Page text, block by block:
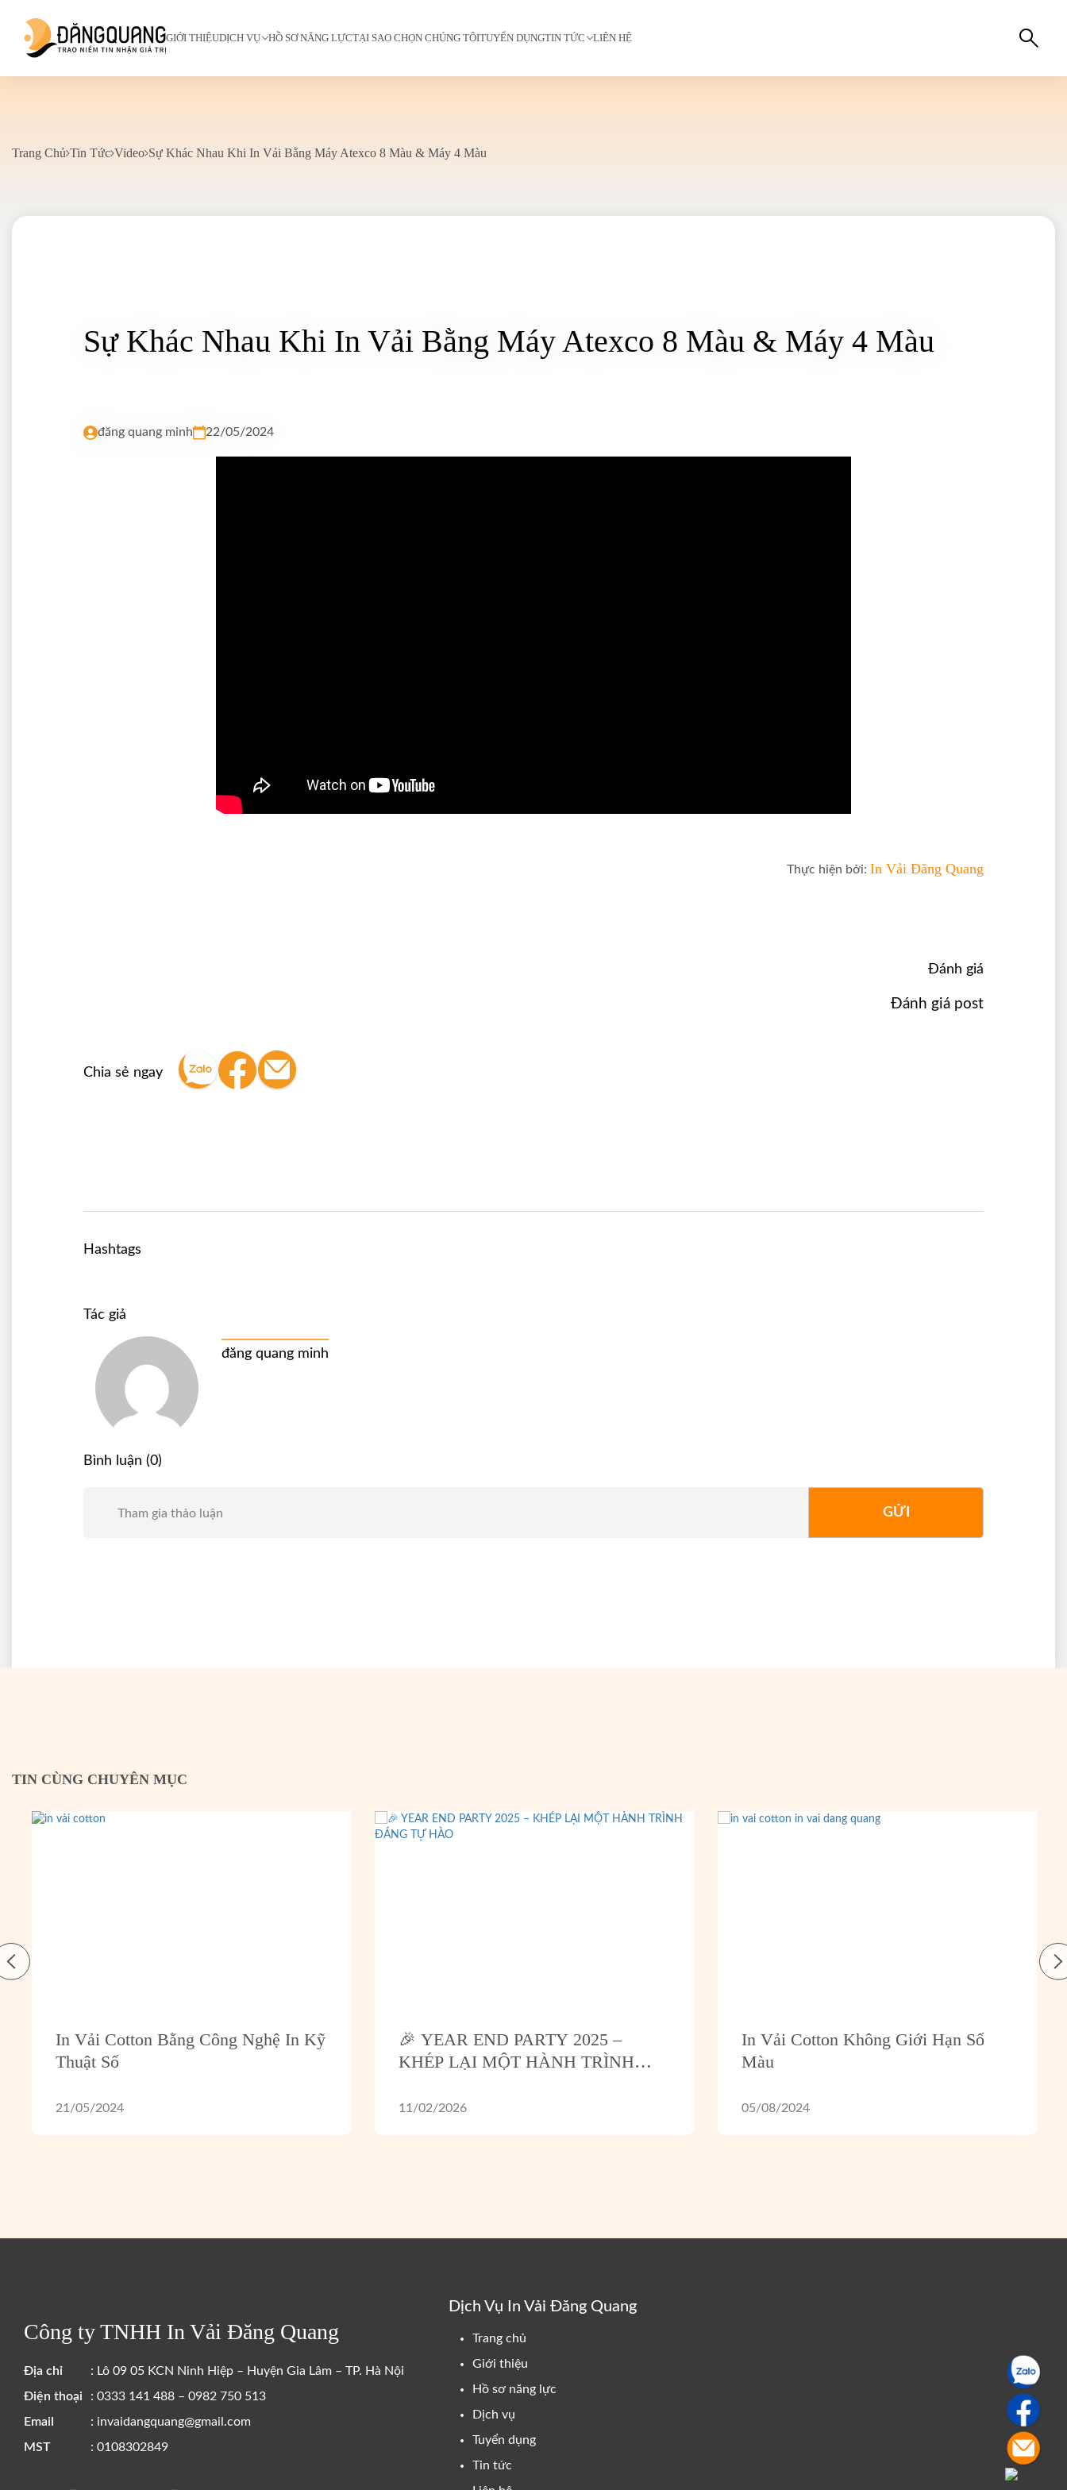
GIỚI THIỆUDỊCH VỤ HỒ SƠ NĂNG LỰCTẠI SAO CHỌN CHÚNG TÔITUYỂN DỤNGTIN TỨC LIÊN HỆ
Trang Chủ Tin Tức Video Sự Khác Nhau Khi In Vải Bằng Máy Atexco 8 Màu & Máy 4 Màu
Sự Khác Nhau Khi In Vải Bằng Máy Atexco 8 Màu & Máy 4 Màu
đăng quang minh 22/05/2024
Thực hiện bởi: In Vải Đăng Quang
Chia sẻ ngay
Đánh giá
Đánh giá post
Hashtags
Tác giả
đăng quang minh
Bình luận (0)
TIN CÙNG CHUYÊN MỤC
In Vải Cotton Bằng Công Nghệ In Kỹ
Thuật Số
21/05/2024
🎉 YEAR END PARTY 2025 –
KHÉP LẠI MỘT HÀNH TRÌNH
11/02/2026
In Vải Cotton Không Giới Hạn Số
Màu
05/08/2024
Công ty TNHH In Vải Đăng Quang
Địa chỉ
: Lô 09 05 KCN Ninh Hiệp – Huyện Gia Lâm – TP. Hà Nội
Điện thoại
: 0333 141 488 – 0982 750 513
Email
: invaidangquang@gmail.com
MST
: 0108302849
Dịch Vụ In Vải Đăng Quang
Trang chủ
Giới thiệu
Hồ sơ năng lực
Dịch vụ
Tuyển dụng
Tin tức